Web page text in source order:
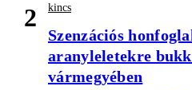
2 kincs
Szenzációs
aranyleletekre
vármegyében